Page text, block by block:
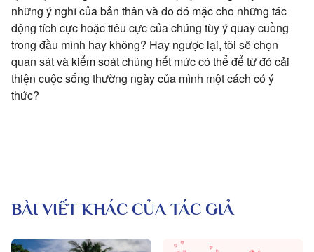
những ý nghĩ của bản thân và do đó mặc cho những tác
động tích cực hoặc tiêu cực của chúng tùy ý quay cuồng
trong đầu mình hay không? Hay ngược lại, tôi sẽ chọn
quan sát và kiểm soát chúng hết mức có thể để từ đó cải
thiện cuộc sống thường ngày của mình một cách có ý
thức?
BÀI VIẾT KHÁC CỦA TÁC GIẢ